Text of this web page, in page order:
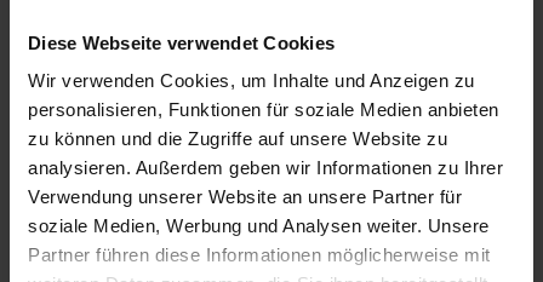
Diese Webseite verwendet Cookies
Wir verwenden Cookies, um Inhalte und Anzeigen zu
personalisieren, Funktionen für soziale Medien anbieten
zu können und die Zugriffe auf unsere Website zu
analysieren. Außerdem geben wir Informationen zu Ihrer
Verwendung unserer Website an unsere Partner für
soziale Medien, Werbung und Analysen weiter. Unsere
Partner führen diese Informationen möglicherweise mit
Sportrasen -
5,31 € / kg
IN DEN
WARENKORB
Gebrauchsrasen -
4,85 € / kg
IN DEN
WARENKORB